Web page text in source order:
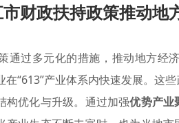
财政扶持政策推动地
通过多元化的措施，推动地方经
在“613”产业体系内快速发展。这
构优化与升级。通过加强优势产业